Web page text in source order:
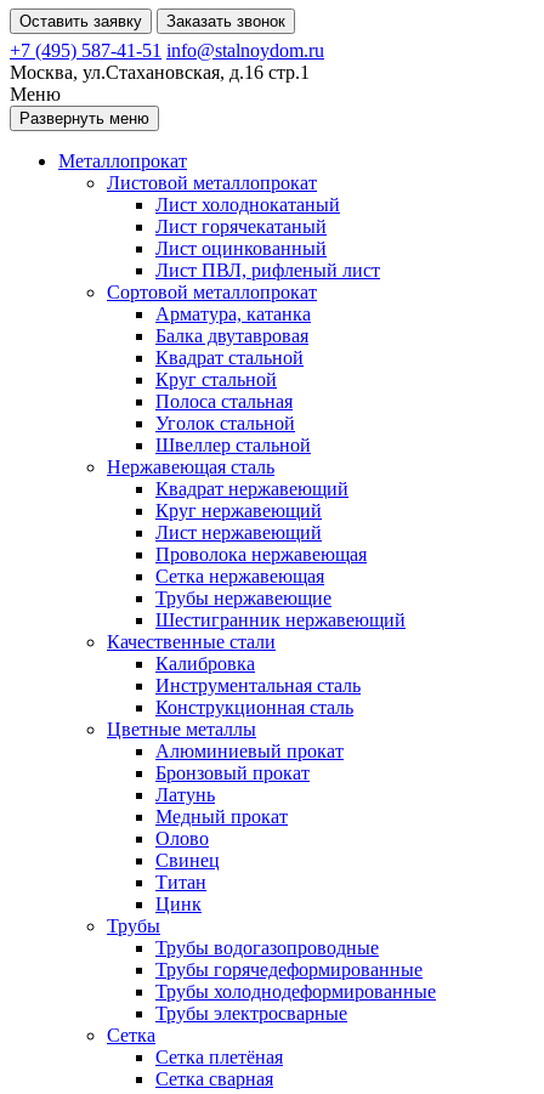
Оставить заявку Заказать звонок
+7 (495) 587-41-51 info@stalnoydom.ru
Москва, ул.Стахановская, д.16 стр.1
Меню
Развернуть меню
Металлопрокат
Листовой металлопрокат
Лист холоднокатаный
Лист горячекатаный
Лист оцинкованный
Лист ПВЛ, рифленый лист
Сортовой металлопрокат
Арматура, катанка
Балка двутавровая
Квадрат стальной
Круг стальной
Полоса стальная
Уголок стальной
Швеллер стальной
Нержавеющая сталь
Квадрат нержавеющий
Круг нержавеющий
Лист нержавеющий
Проволока нержавеющая
Сетка нержавеющая
Трубы нержавеющие
Шестигранник нержавеющий
Качественные стали
Калибровка
Инструментальная сталь
Конструкционная сталь
Цветные металлы
Алюминиевый прокат
Бронзовый прокат
Латунь
Медный прокат
Олово
Свинец
Титан
Цинк
Трубы
Трубы водогазопроводные
Трубы горячедеформированные
Трубы холоднодеформированные
Трубы электросварные
Сетка
Сетка плетёная
Сетка сварная